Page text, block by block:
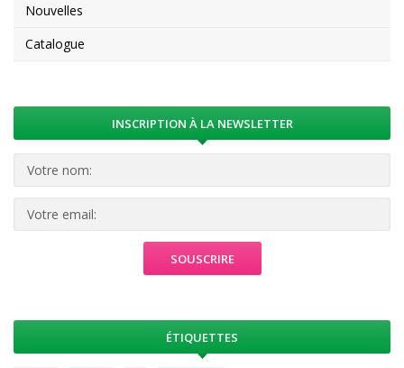
Nouvelles
Catalogue
INSCRIPTION À LA NEWSLETTER
ÉTIQUETTES